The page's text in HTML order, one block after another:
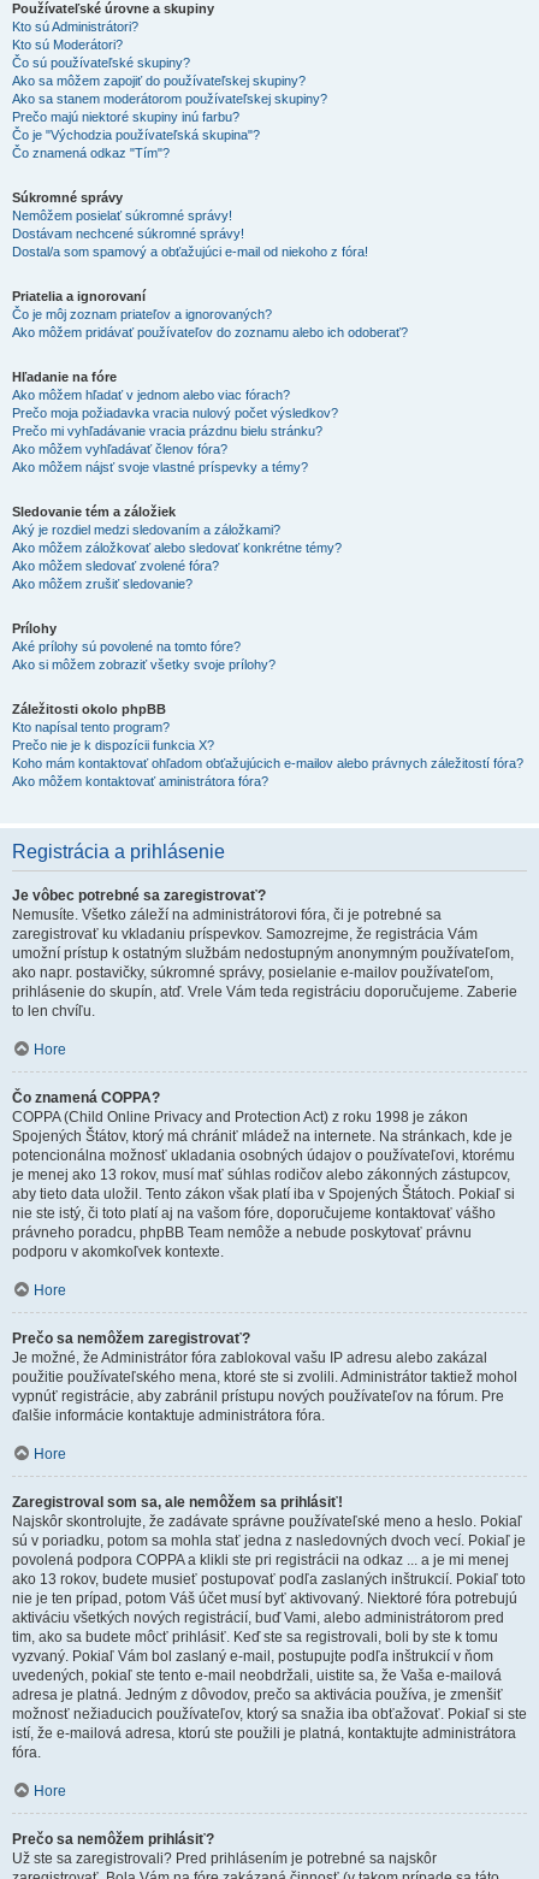
Používateľské úrovne a skupiny
Kto sú Administrátori?
Kto sú Moderátori?
Čo sú používateľské skupiny?
Ako sa môžem zapojiť do používateľskej skupiny?
Ako sa stanem moderátorom používateľskej skupiny?
Prečo majú niektoré skupiny inú farbu?
Čo je "Východzia používateľská skupina"?
Čo znamená odkaz "Tím"?
Súkromné správy
Nemôžem posielať súkromné správy!
Dostávam nechcené súkromné správy!
Dostal/a som spamový a obťažujúci e-mail od niekoho z fóra!
Priatelia a ignorovaní
Čo je môj zoznam priateľov a ignorovaných?
Ako môžem pridávať používateľov do zoznamu alebo ich odoberať?
Hľadanie na fóre
Ako môžem hľadať v jednom alebo viac fórach?
Prečo moja požiadavka vracia nulový počet výsledkov?
Prečo mi vyhľadávanie vracia prázdnu bielu stránku?
Ako môžem vyhľadávať členov fóra?
Ako môžem nájsť svoje vlastné príspevky a témy?
Sledovanie tém a záložiek
Aký je rozdiel medzi sledovaním a záložkami?
Ako môžem záložkovať alebo sledovať konkrétne témy?
Ako môžem sledovať zvolené fóra?
Ako môžem zrušiť sledovanie?
Prílohy
Aké prílohy sú povolené na tomto fóre?
Ako si môžem zobraziť všetky svoje prílohy?
Záležitosti okolo phpBB
Kto napísal tento program?
Prečo nie je k dispozícii funkcia X?
Koho mám kontaktovať ohľadom obťažujúcich e-mailov alebo právnych záležitostí fóra?
Ako môžem kontaktovať aministrátora fóra?
Registrácia a prihlásenie
Je vôbec potrebné sa zaregistrovať?
Nemusíte. Všetko záleží na administrátorovi fóra, či je potrebné sa
zaregistrovať ku vkladaniu príspevkov. Samozrejme, že registrácia Vám
umožní prístup k ostatným službám nedostupným anonymným používateľom,
ako napr. postavičky, súkromné správy, posielanie e-mailov používateľom,
prihlásenie do skupín, atď. Vrele Vám teda registráciu doporučujeme. Zaberie
to len chvíľu.
Hore
Čo znamená COPPA?
COPPA (Child Online Privacy and Protection Act) z roku 1998 je zákon
Spojených Štátov, ktorý má chrániť mládež na internete. Na stránkach, kde je
potencionálna možnosť ukladania osobných údajov o používateľovi, ktorému
je menej ako 13 rokov, musí mať súhlas rodičov alebo zákonných zástupcov,
aby tieto data uložil. Tento zákon však platí iba v Spojených Štátoch. Pokiaľ si
nie ste istý, či toto platí aj na vašom fóre, doporučujeme kontaktovať vášho
právneho poradcu, phpBB Team nemôže a nebude poskytovať právnu
podporu v akomkoľvek kontexte.
Hore
Prečo sa nemôžem zaregistrovať?
Je možné, že Administrátor fóra zablokoval vašu IP adresu alebo zakázal
použitie používateľského mena, ktoré ste si zvolili. Administrátor taktiež mohol
vypnúť registrácie, aby zabránil prístupu nových používateľov na fórum. Pre
ďalšie informácie kontaktuje administrátora fóra.
Hore
Zaregistroval som sa, ale nemôžem sa prihlásiť!
Najskôr skontrolujte, že zadávate správne používateľské meno a heslo. Pokiaľ
sú v poriadku, potom sa mohla stať jedna z nasledovných dvoch vecí. Pokiaľ je
povolená podpora COPPA a klikli ste pri registrácii na odkaz ... a je mi menej
ako 13 rokov, budete musieť postupovať podľa zaslaných inštrukcií. Pokiaľ toto
nie je ten prípad, potom Váš účet musí byť aktivovaný. Niektoré fóra potrebujú
aktiváciu všetkých nových registrácií, buď Vami, alebo administrátorom pred
tim, ako sa budete môcť prihlásiť. Keď ste sa registrovali, boli by ste k tomu
vyzvaný. Pokiaľ Vám bol zaslaný e-mail, postupujte podľa inštrukcií v ňom
uvedených, pokiaľ ste tento e-mail neobdržali, uistite sa, že Vaša e-mailová
adresa je platná. Jedným z dôvodov, prečo sa aktivácia používa, je zmenšiť
možnosť nežiaducich používateľov, ktorý sa snažia iba obťažovať. Pokiaľ si ste
istí, že e-mailová adresa, ktorú ste použili je platná, kontaktujte administrátora
fóra.
Hore
Prečo sa nemôžem prihlásiť?
Už ste sa zaregistrovali? Pred prihlásením je potrebné sa najskôr